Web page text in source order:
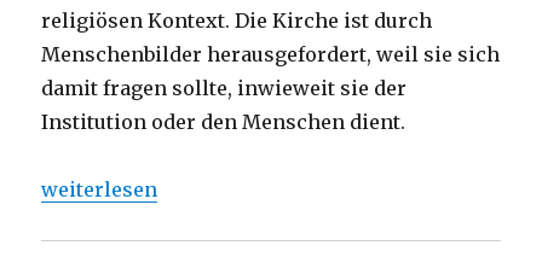
religiösen Kontext. Die Kirche ist durch
Menschenbilder herausgefordert, weil sie sich
damit fragen sollte, inwieweit sie der
Institution oder den Menschen dient.
„Kreative Spiritualität – schöpferischer Geist.
weiterlesen